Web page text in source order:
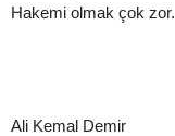
Hakemi olmak çok zor.
Ali Kemal Demir